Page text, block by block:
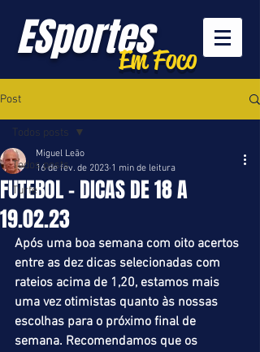
ESportesEm Foco
Post
Todos posts
Turfe
Todos posts
FUTEBOL - DICAS DE 18 A
19.02.23
Miguel Leão
16 de fev. de 2023 1 min de leitura
Após uma boa semana com oito acertos
entre as dez dicas selecionadas com
rateios acima de 1,20, estamos mais
uma vez otimistas quanto às nossas
escolhas para o próximo final de
semana. Recomendamos que os